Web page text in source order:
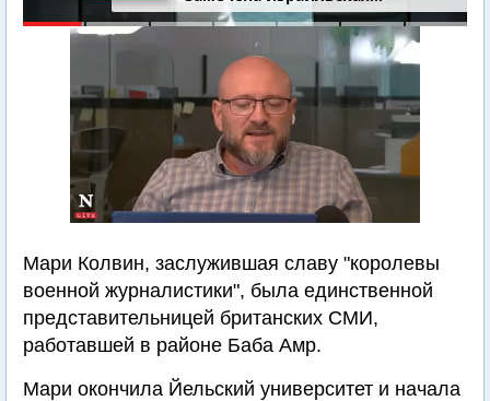
Мари Колвин, заслужившая славу "королевы
военной журналистики", была единственной
представительницей британских СМИ,
работавшей в районе Баба Амр.
Мари окончила Йельский университет и начала